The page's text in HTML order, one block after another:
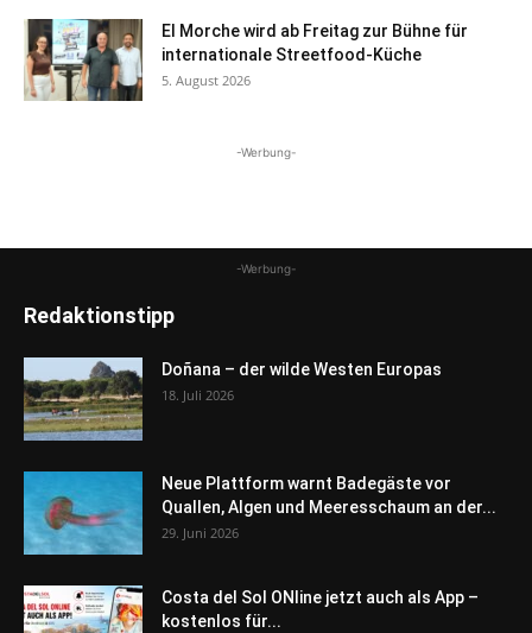
El Morche wird ab Freitag zur Bühne für
internationale Streetfood-Küche
5. August 2026
-Werbung-
-Werbung-
Redaktionstipp
Doñana – der wilde Westen Europas
18. Juli 2026
Neue Plattform warnt Badegäste vor
Quallen, Algen und Meeresschaum an der...
29. Juni 2026
Costa del Sol ONline jetzt auch als App –
kostenlos für...